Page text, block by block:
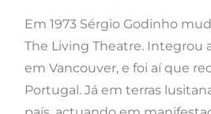
Em 1973 Sérgio Godinho
The Living Theatre. Integrou
em Vancouver, e foi aí que
Portugal. Já em terras